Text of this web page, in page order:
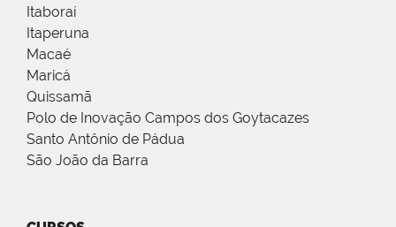
Itaboraí
Itaperuna
Macaé
Maricá
Quissamã
Polo de Inovação Campos dos Goytacazes
Santo Antônio de Pádua
São João da Barra